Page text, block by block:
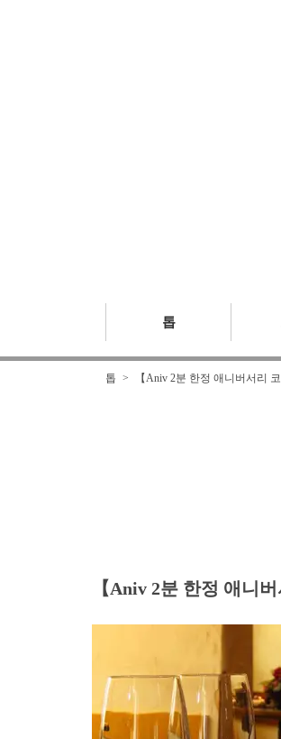
톱
톱 【Aniv 2분 한정 애니버서리
【Aniv 2분 한정 애니